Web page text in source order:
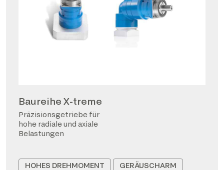
Baureihe X-treme
Präzisionsgetriebe für
hohe radiale und axiale
Belastungen
HOHES DREHMOMENT GERÄUSCHARM